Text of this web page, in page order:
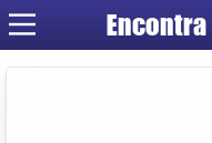
Encontra